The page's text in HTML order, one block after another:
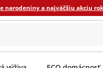
narodeniny a najväčšiu akciu